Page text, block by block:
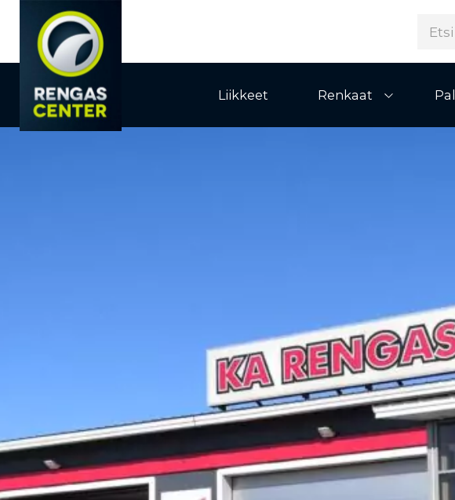
Liikkeet Renkaat
Avaa